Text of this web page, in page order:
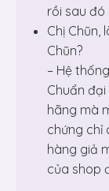
rồi sau đó
Chị Chũn,
Chũn?
– Hệ
Chuẩn
hãng mà
chứng chỉ
hàng giả
của shop